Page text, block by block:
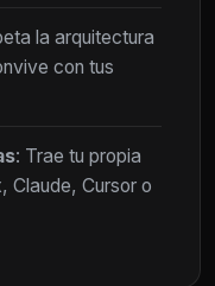
la arquitectura
con tus
: Trae tu propia
Claude, Cursor o